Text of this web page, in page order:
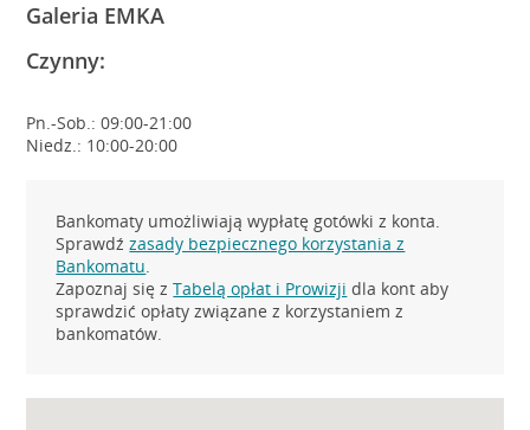
Galeria EMKA
Czynny:
Pn.-Sob.: 09:00-21:00
Niedz.: 10:00-20:00
Bankomaty umożliwiają wypłatę gotówki z konta.
Sprawdźzasady bezpiecznego korzystania z
Bankomatu.
Zapoznaj się zTabelą opłat i Prowizji dla kont aby
sprawdzić opłaty związane z korzystaniem z
bankomatów.